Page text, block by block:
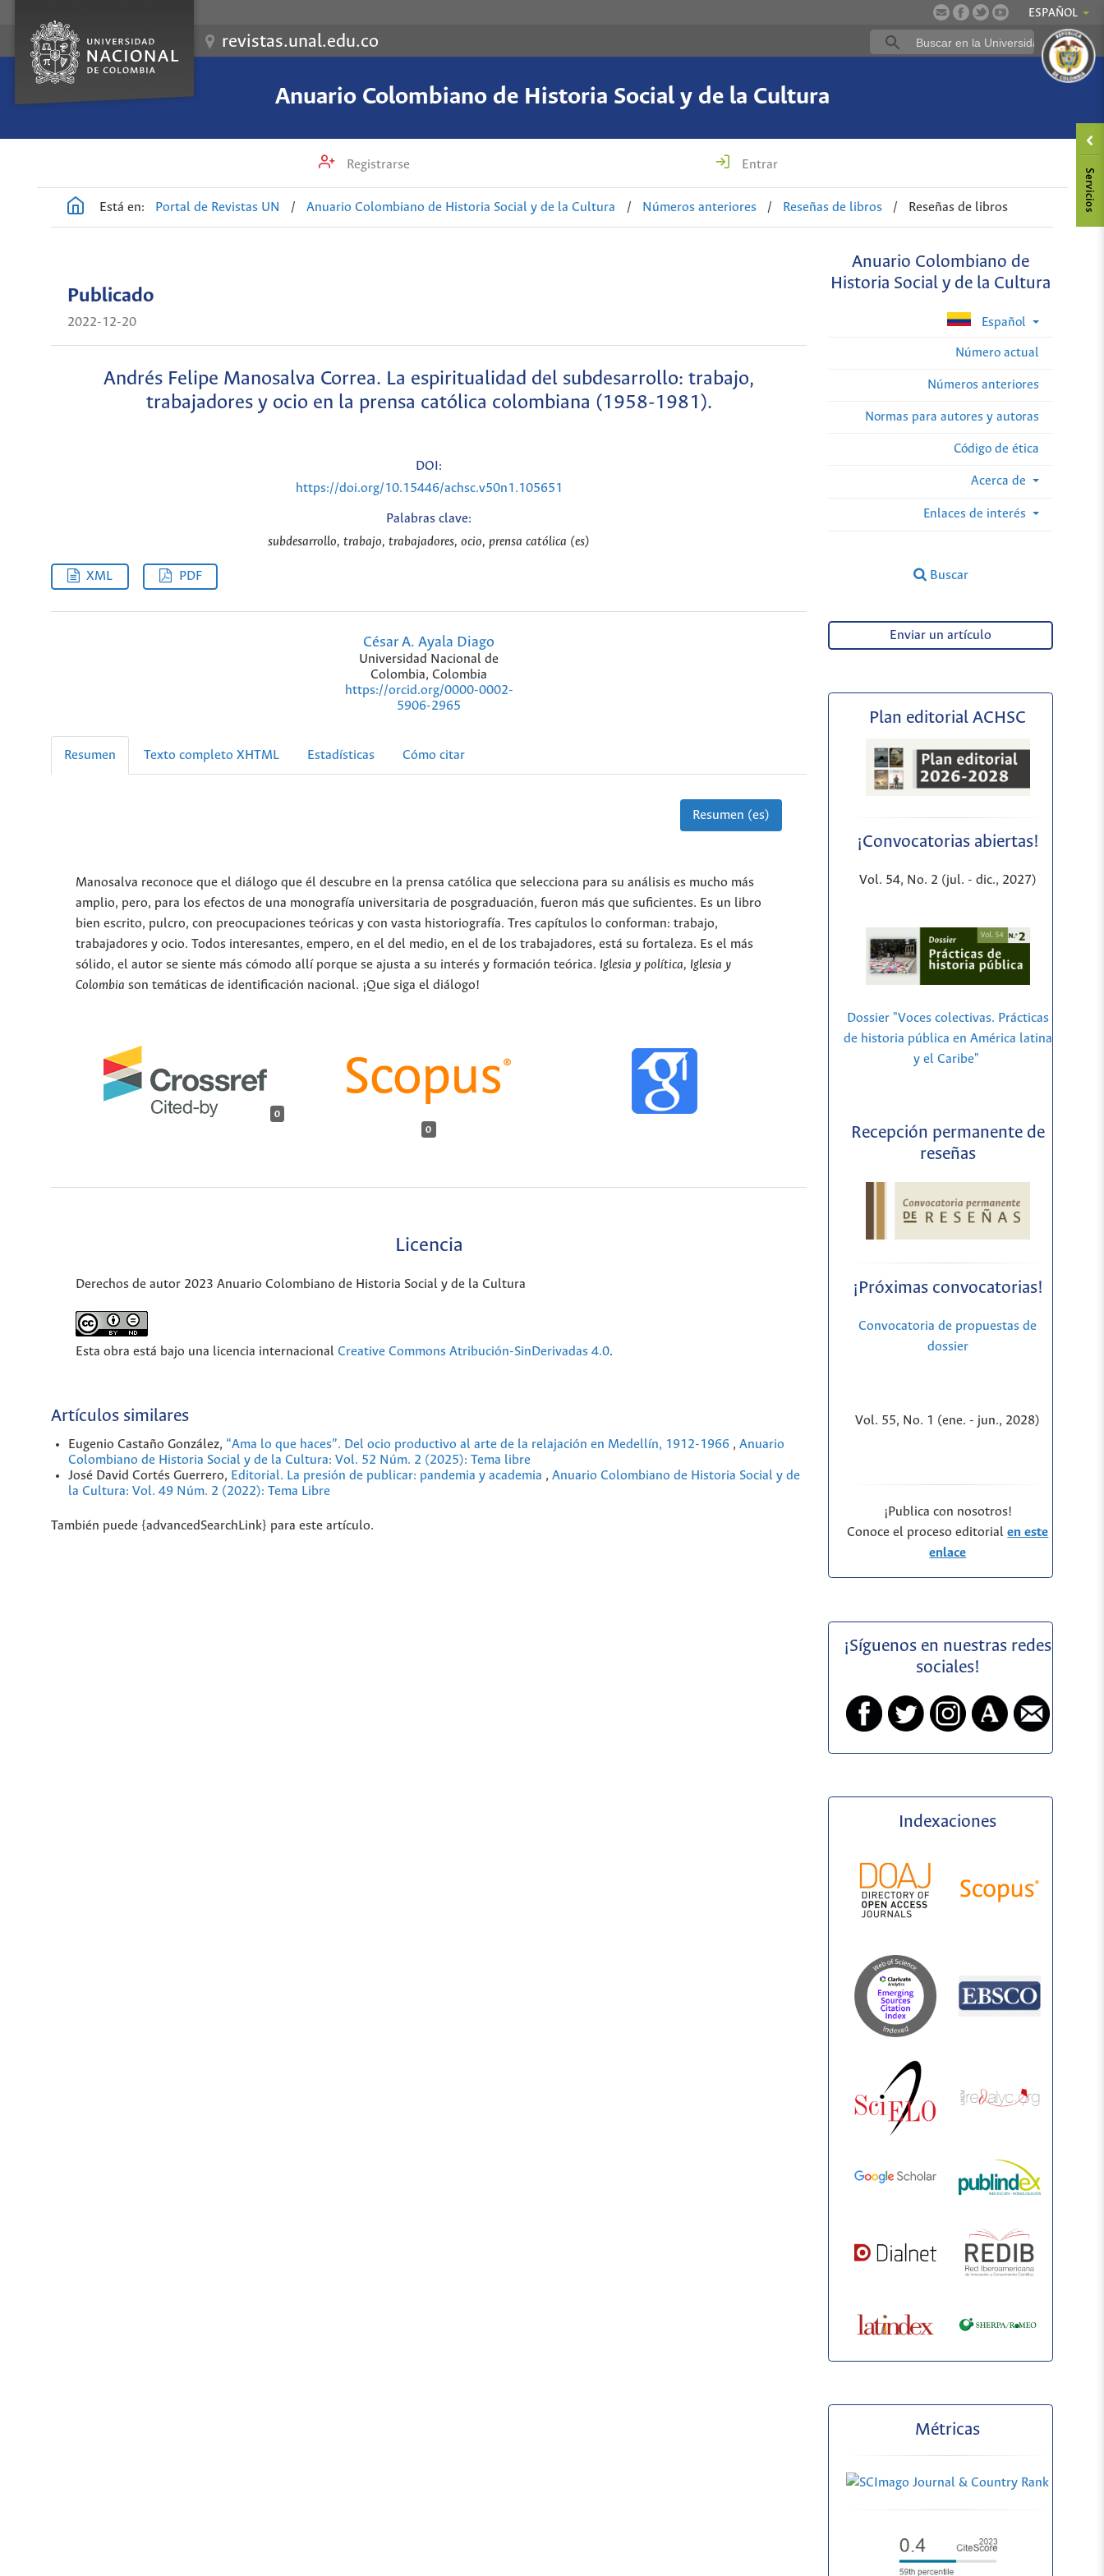
ESPAÑOL
revistas.unal.edu.co
Anuario Colombiano de Historia Social y de la Cultura
Registrarse Entrar
Está en: Portal de Revistas UN / Anuario Colombiano de Historia Social y de la Cultura / Números anteriores / Reseñas de libros / Reseñas de libros
Anuario Colombiano de
Historia Social y de la Cultura
Español
Número actual
Números anteriores
Normas para autores y autoras
Código de ética
Acerca de
Enlaces de interés
Buscar
Publicado
2022-12-20
Andrés Felipe Manosalva Correa. La espiritualidad del subdesarrollo: trabajo,
trabajadores y ocio en la prensa católica colombiana (1958-1981).
DOI:
https://doi.org/10.15446/achsc.v50n1.105651
Palabras clave:
subdesarrollo, trabajo, trabajadores, ocio, prensa católica (es)
XML PDF
César A. Ayala Diago
Universidad Nacional de
Colombia, Colombia
https://orcid.org/0000-0002-
5906-2965
Resumen Texto completo XHTML Estadísticas Cómo citar
Resumen (es)
Manosalva reconoce que el diálogo que él descubre en la prensa católica que selecciona para su análisis es mucho más
amplio, pero, para los efectos de una monografía universitaria de posgraduación, fueron más que suficientes. Es un libro
bien escrito, pulcro, con preocupaciones teóricas y con vasta historiografía. Tres capítulos lo conforman: trabajo,
trabajadores y ocio. Todos interesantes, empero, en el del medio, en el de los trabajadores, está su fortaleza. Es el más
sólido, el autor se siente más cómodo allí porque se ajusta a su interés y formación teórica. Iglesia y política, Iglesia y
Colombia son temáticas de identificación nacional. ¡Que siga el diálogo!
0
0
Licencia
Derechos de autor 2023 Anuario Colombiano de Historia Social y de la Cultura
Esta obra está bajo una licencia internacional Creative Commons Atribución-SinDerivadas 4.0.
Artículos similares
Eugenio Castaño González, “Ama lo que haces”. Del ocio productivo al arte de la relajación en Medellín, 1912-1966 , Anuario
Colombiano de Historia Social y de la Cultura: Vol. 52 Núm. 2 (2025): Tema libre
José David Cortés Guerrero, Editorial. La presión de publicar: pandemia y academia , Anuario Colombiano de Historia Social y de
la Cultura: Vol. 49 Núm. 2 (2022): Tema Libre
También puede {advancedSearchLink} para este artículo.
Enviar un artículo
Plan editorial ACHSC
¡Convocatorias abiertas!
Vol. 54, No. 2 (jul. - dic., 2027)
Dossier "Voces colectivas. Prácticas
de historia pública en América latina
y el Caribe"
Recepción permanente de
reseñas
¡Próximas convocatorias!
Convocatoria de propuestas de
dossier
Vol. 55, No. 1 (ene. - jun., 2028)
¡Publica con nosotros!
Conoce el proceso editorialen este
enlace
¡Síguenos en nuestras redes
sociales!
Indexaciones
Métricas